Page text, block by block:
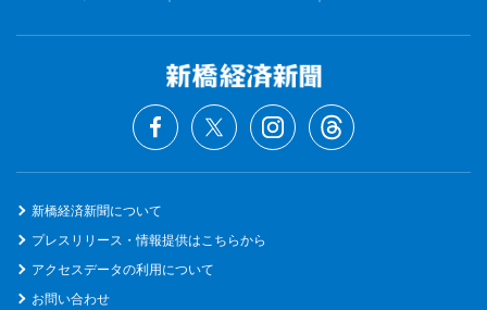
新橋経済新聞について
プレスリリース・情報提供はこちらから
アクセスデータの利用について
お問い合わせ